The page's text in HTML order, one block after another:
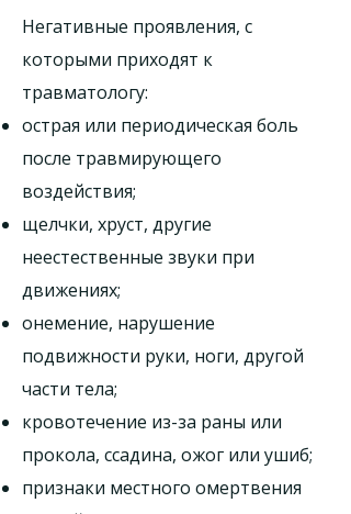
Негативные проявления, с
которыми приходят к
травматологу:
острая или периодическая боль
после травмирующего
воздействия;
щелчки, хруст, другие
неестественные звуки при
движениях;
онемение, нарушение
подвижности руки, ноги, другой
части тела;
кровотечение из-за раны или
прокола, ссадина, ожог или ушиб;
признаки местного омертвения